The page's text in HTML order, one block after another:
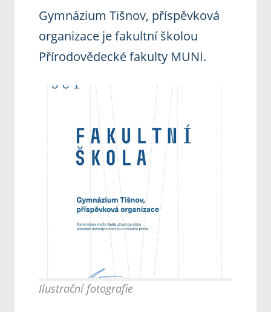
Gymnázium Tišnov, příspěvková
organizace je fakultní školou
Přírodovědecké fakulty MUNI.
Ilustrační fotografie